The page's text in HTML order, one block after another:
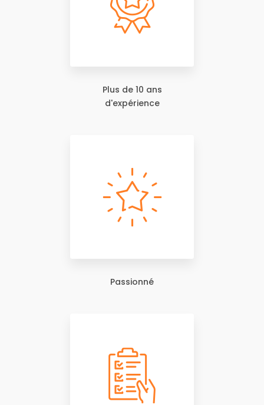
Plus de 10 ans
d'expérience
Passionné